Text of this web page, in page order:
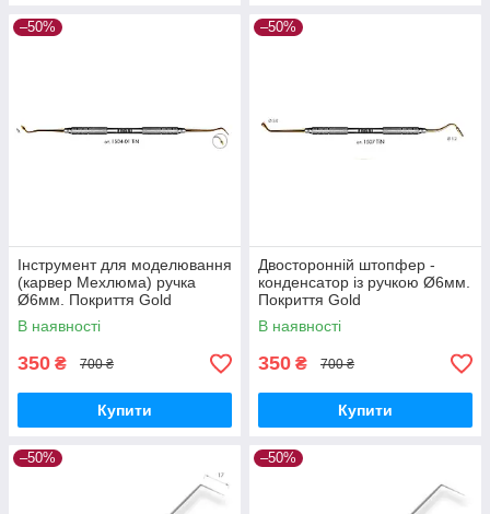
–50%
Інструмент для моделювання
(карвер Мехлюма) ручка
Ø6мм. Покриття Gold
В наявності
350 ₴ 700 ₴
Купити
–50%
Двосторонній штопфер -
конденсатор із ручкою Ø6мм.
Покриття Gold
В наявності
350 ₴ 700 ₴
Купити
–50% –50%